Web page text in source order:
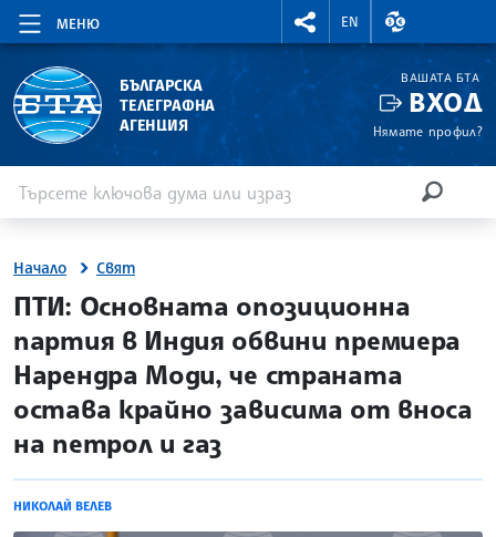
МЕНЮ
RIGHTMENU.SOCIAL
EN
ВАЛУТНИ
БЪЛГАРСКА
ТЕЛЕГРАФНА
АГЕНЦИЯ
ВАШАТА БТА
ВХОД
Нямате профил?
Начало Свят
site.bta
ПТИ: Основната опозиционна
партия в Индия обвини премиера
Нарендра Моди, че страната
остава крайно зависима от вноса
на петрол и газ
НИКОЛАЙ ВЕЛЕВ